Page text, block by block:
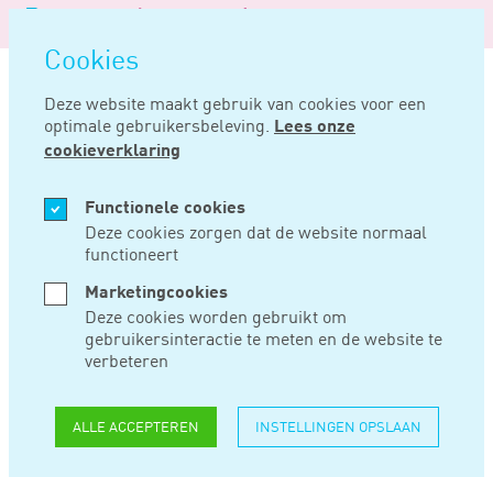
overslaan
Cookies
Deze website maakt gebruik van cookies voor een
optimale gebruikersbeleving. Lees onze
cookieverklaring
Functionele cookies
Deze cookies zorgen dat de website normaal
functioneert
Marketingcookies
Deze cookies worden gebruikt om
gebruikersinteractie te meten en de website te
verbeteren
ALLE ACCEPTEREN INSTELLINGEN OPSLAAN
Logo
Noord
Negentig
Home Nieuws Fiscaal overgangsrecht bij harde brexit
FEB 06, 2019
FISCAAL
OVERGANGSRECHT
BIJ HARDE BREXIT
Daar het Britse Lagerhuis niet heeft ingestemd met het